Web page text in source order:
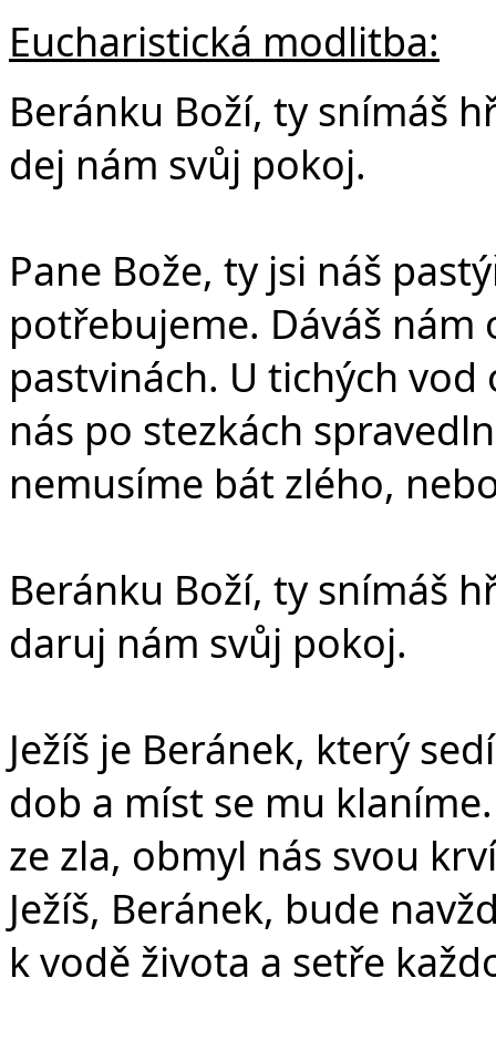
Eucharistická modlitba:
Beránku Boží, ty snímáš
dej nám svůj pokoj.
Pane Bože, ty jsi náš
potřebujeme. Dáváš nám
pastvinách. U tichých vod
nás po stezkách
nemusíme bát zlého,
Beránku Boží, ty snímáš
daruj nám svůj pokoj.
Ježíš je Beránek, který
dob a míst se mu
ze zla, obmyl nás svou
Ježíš, Beránek, bude
k vodě života a setře